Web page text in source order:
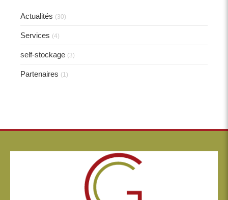
Actualités (30)
Services (4)
self-stockage (3)
Partenaires (1)